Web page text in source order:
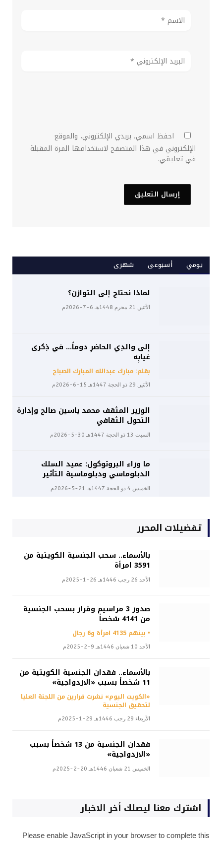
احفظ اسمي، بريدي الإلكتروني، والموقع
الإلكتروني في هذا المتصفح لاستخدامها المرة المقبلة
في تعليقي.
يومي أسبوعى شهرى
لماذا نحتاج إلى التوازن؟
الأثنين 21 محرم 1448هـ 6-7-2026م
إلى والدِي الحاضرِ دوماً… في ذِكرى
غيابِه
بقلم: مبارك عبدالله المبارك الصباح
الأثنين 29 ذو الحجة 1447هـ 15-6-2026م
الوزير المثقف محمد ياسين صالح وإدارة
التحول الثقافي
السبت 13 ذو الحجة 1447هـ 30-5-2026م
ما وراء البروتوكول: عميد السلك
الدبلوماسي ودبلوماسية التأثير
الخميس 4 ذو الحجة 1447هـ 21-5-2026م
تفضيلات المحرر
بالأسماء.. سحب الجنسية الكويتية من
3591 امرأة
الأحد 26 رجب 1446هـ 26-1-2025م
صدور 3 مراسيم وقرار بسحب الجنسية
من 4141 شخصاً
• بينهم 4135 امرأة و6 رجال
الأحد 10 شعبان 1446هـ 9-2-2025م
بالأسماء.. فقدان الجنسية الكويتية من
11 شخصاً بسبب «الازدواجية»
«الكويت اليوم» نشرت قرارين من اللجنة العليا
لتحقيق الجنسية
الأربعاء 29 رجب 1446هـ 29-1-2025م
فقدان الجنسية من 13 شخصاً بسبب
«الازدواجية»
الخميس 21 شعبان 1446هـ 20-2-2025م
اشترك معنا ليصلك أخر الاخبار
Please enable JavaScript in your browser to complete this